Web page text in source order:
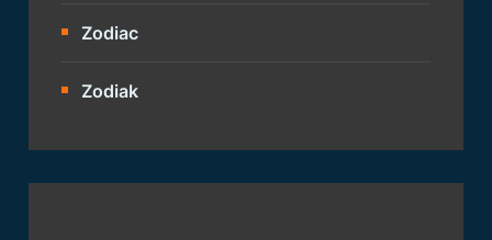
Zodiac
Zodiak